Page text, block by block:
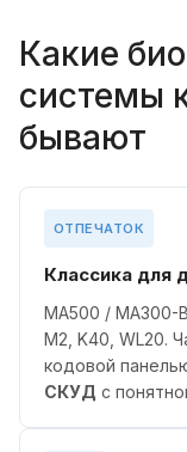
Какие
системы
бывают
ОТПЕЧАТОК
Классика для
MA500 / MA300-
M2, K40, WL20.
кодовой
СКУД с